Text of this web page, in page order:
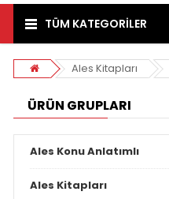
TÜM KATEGORİLER
Ales Kitapları
ÜRÜN GRUPLARI
Ales Konu Anlatımlı
Ales Kitapları